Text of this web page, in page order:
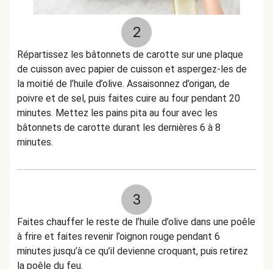
2
Répartissez les bâtonnets de carotte sur une plaque
de cuisson avec papier de cuisson et aspergez-les de
la moitié de l’huile d’olive. Assaisonnez d’origan, de
poivre et de sel, puis faites cuire au four pendant 20
minutes. Mettez les pains pita au four avec les
bâtonnets de carotte durant les dernières 6 à 8
minutes.
3
Faites chauffer le reste de l’huile d’olive dans une poêle
à frire et faites revenir l’oignon rouge pendant 6
minutes jusqu’à ce qu’il devienne croquant, puis retirez
la poêle du feu.